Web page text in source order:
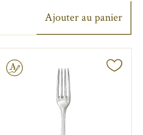
Ajouter au panier